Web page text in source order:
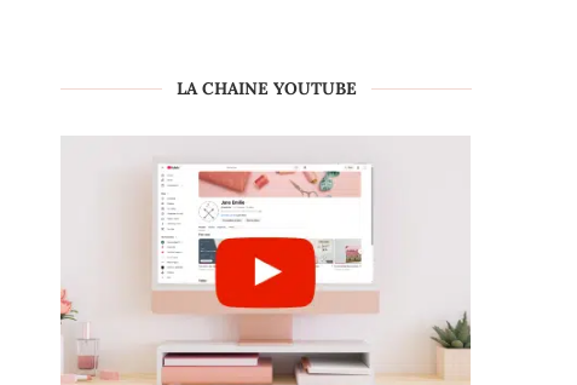
LA CHAINE YOUTUBE